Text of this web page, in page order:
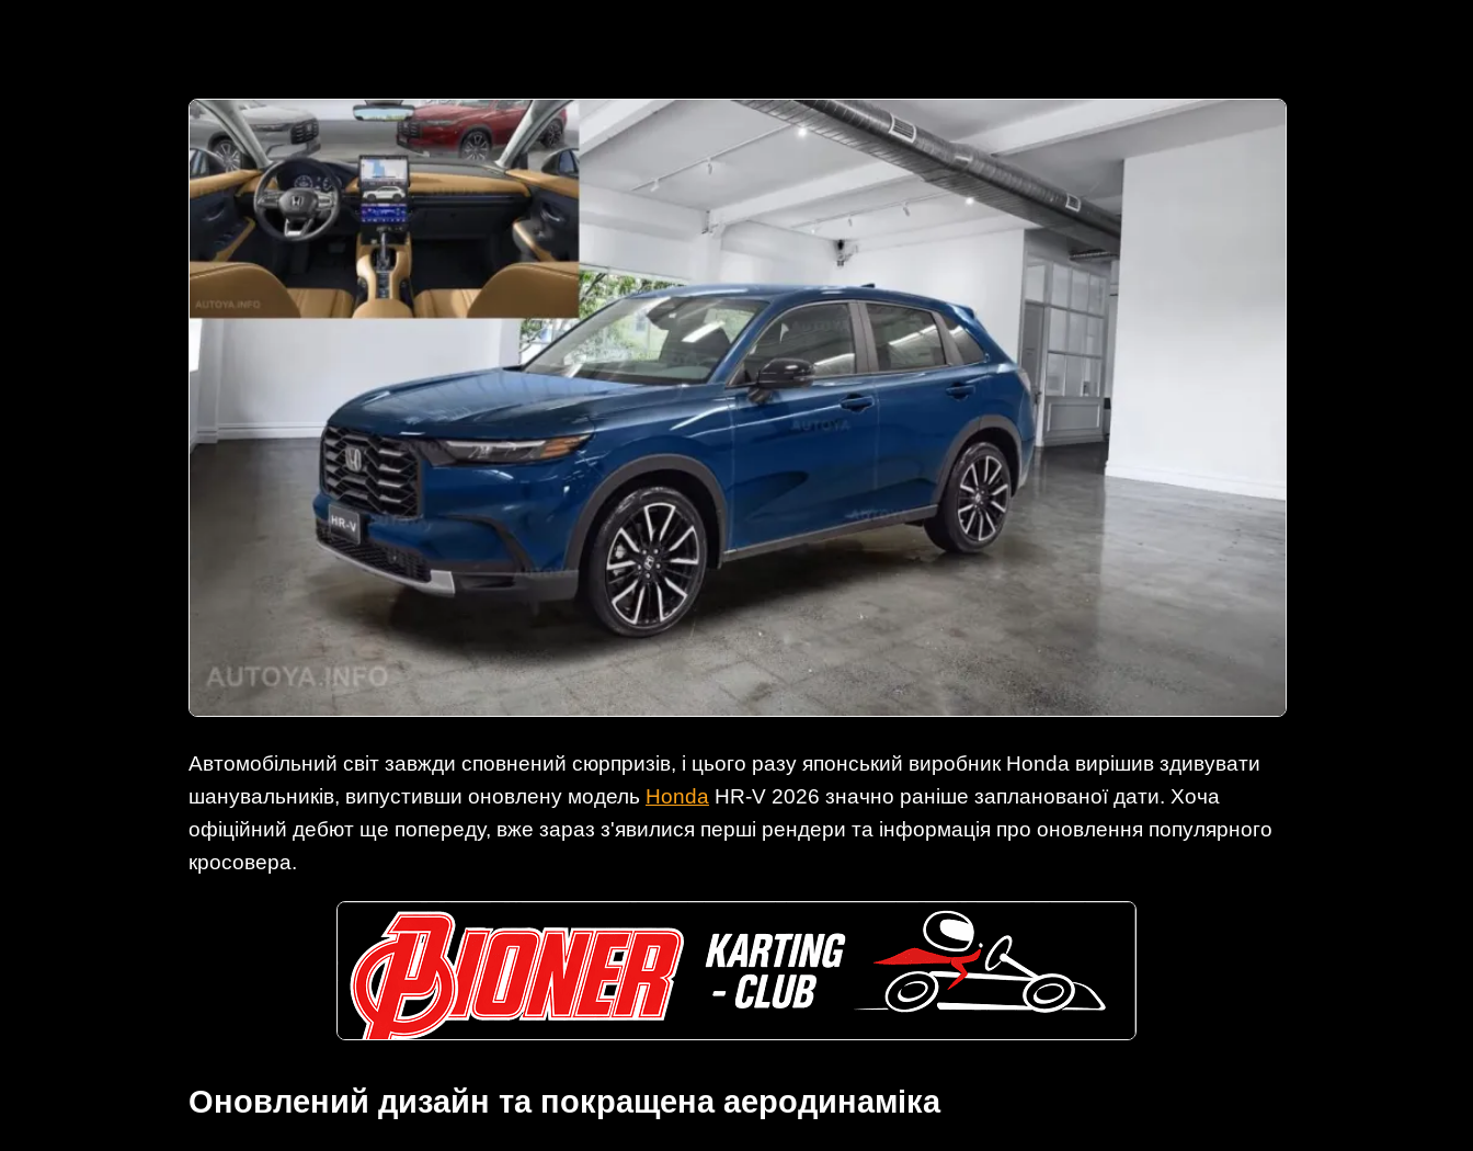
Автомобільний світ завжди сповнений сюрпризів, і цього разу японський виробник Honda вирішив здивувати
шанувальників, випустивши оновлену модель Honda HR-V 2026 значно раніше запланованої дати. Хоча
офіційний дебют ще попереду, вже зараз з'явилися перші рендери та інформація про оновлення популярного
кросовера.
Оновлений дизайн та покращена аеродинаміка